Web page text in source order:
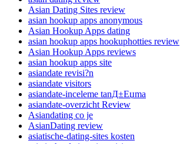
Asian Dating Sites review
asian hookup apps anonymous
Asian Hookup Apps dating
asian hookup apps hookuphotties review
Asian Hookup Apps reviews
asian hookup apps site
asiandate revisi?n
asiandate visitors
asiandate-inceleme tanД±Еџma
asiandate-overzicht Review
Asiandating co je
AsianDating review
asiatische-dating-sites kosten